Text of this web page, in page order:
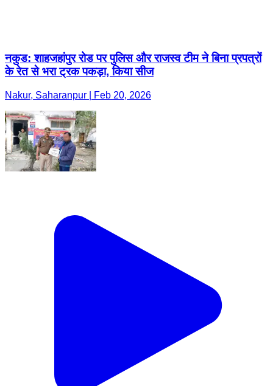
नकुड: शाहजहांपुर रोड पर पुलिस और राजस्व टीम ने बिना प्रपत्रों
के रेत से भरा ट्रक पकड़ा, किया सीज
Nakur, Saharanpur | Feb 20, 2026